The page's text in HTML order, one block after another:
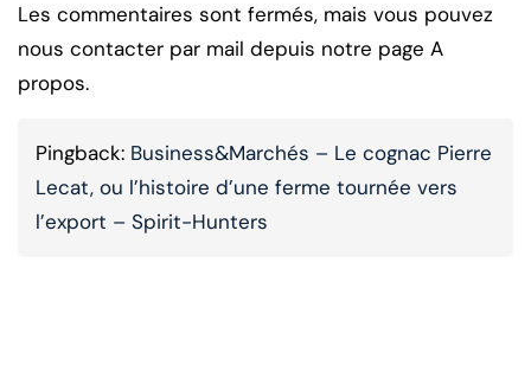
Les commentaires sont fermés, mais vous pouvez
nous contacter par mail depuis notre page A
propos.
Pingback: Business&Marchés – Le cognac Pierre
Lecat, ou l’histoire d’une ferme tournée vers
l’export – Spirit-Hunters